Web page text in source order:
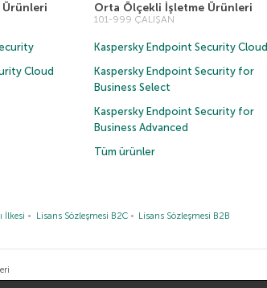
Ürünleri
Cloud
Orta Ölçekli İşletme Ürünleri
101-999 ÇALIŞAN
Kaspersky Endpoint Security Cloud
Kaspersky Endpoint Security for
Business Select
Kaspersky Endpoint Security for
Business Advanced
Tüm ürünler
İlkesi Lisans Sözleşmesi B2C
Lisans Sözleşmesi B2B